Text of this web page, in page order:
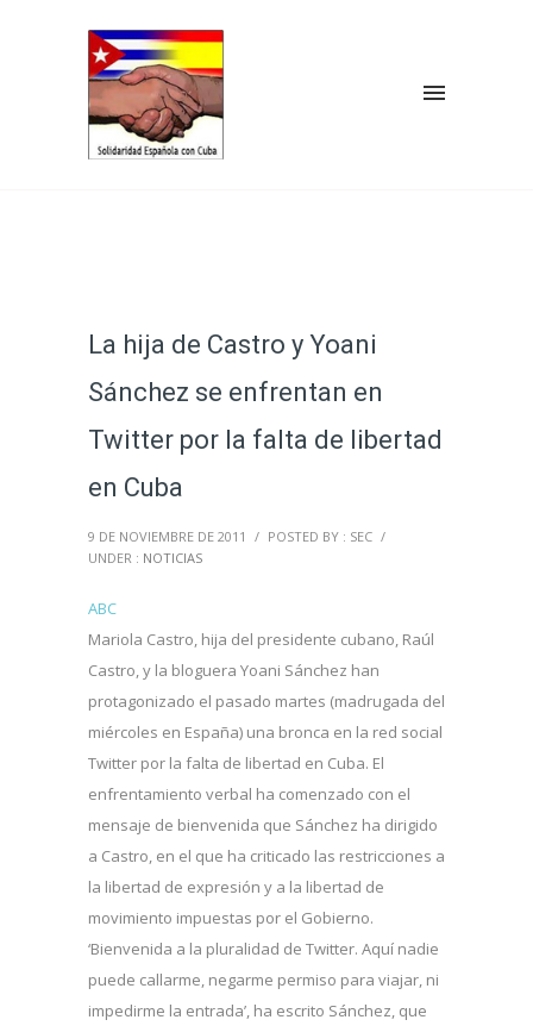
La hija de Castro y Yoani
Sánchez se enfrentan en
Twitter por la falta de libertad
en Cuba
9 DE NOVIEMBRE DE 2011 / POSTED BY : SEC /
UNDER : NOTICIAS
ABC
Mariola Castro, hija del presidente cubano, Raúl
Castro, y la bloguera Yoani Sánchez han
protagonizado el pasado martes (madrugada del
miércoles en España) una bronca en la red social
Twitter por la falta de libertad en Cuba. El
enfrentamiento verbal ha comenzado con el
mensaje de bienvenida que Sánchez ha dirigido
a Castro, en el que ha criticado las restricciones a
la libertad de expresión y a la libertad de
movimiento impuestas por el Gobierno.
‘Bienvenida a la pluralidad de Twitter. Aquí nadie
puede callarme, negarme permiso para viajar, ni
impedirme la entrada’, ha escrito Sánchez, que